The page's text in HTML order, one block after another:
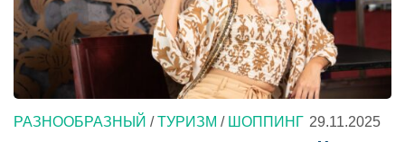
РАЗНООБРАЗНЫЙ /ТУРИЗМ / ШОППИНГ 29.11.2025